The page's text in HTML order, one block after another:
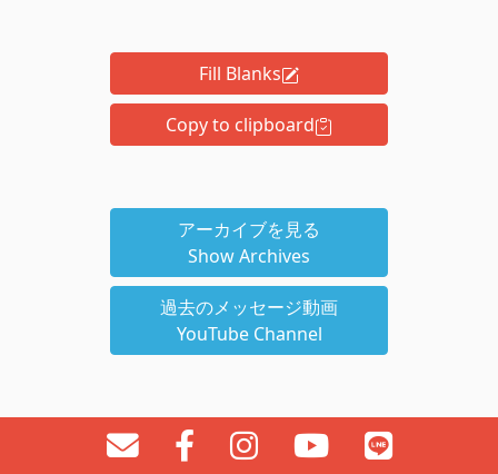
Fill Blanks
Copy to clipboard
アーカイブを見る
Show Archives
過去のメッセージ動画
YouTube Channel